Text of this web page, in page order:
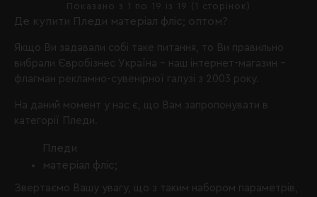
Де купити Пледи матеріал фліс; оптом?
Якщо Ви задавали собі таке питання, то Ви правильно
вибрали Євробізнес Україна - наш інтернет-магазин -
флагман рекламно-сувенірної галузі з 2003 року.
На даний момент у нас є, що Вам запропонувати в
категорії Пледи.
Пледи
матеріал фліс;
Звертаємо Вашу увагу, що з таким набором параметрів,
Показано з 1 по 19 із 19 (1 сторінок)